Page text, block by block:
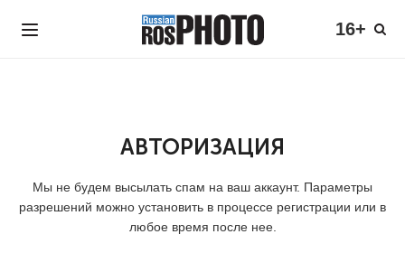
16+
АВТОРИЗАЦИЯ
Мы не будем высылать спам на ваш аккаунт. Параметры
разрешений можно установить в процессе регистрации или в
любое время после нее.